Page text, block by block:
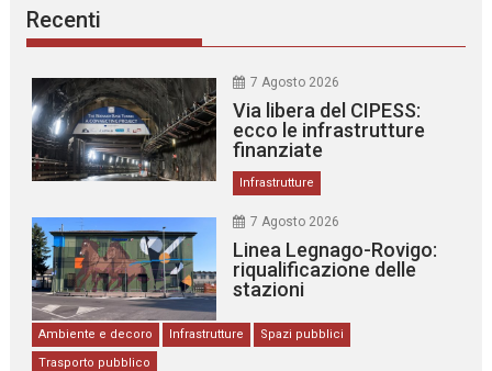
Recenti
7 Agosto 2026
Via libera del CIPESS:
ecco le infrastrutture
finanziate
Infrastrutture
7 Agosto 2026
Linea Legnago-Rovigo:
riqualificazione delle
stazioni
Ambiente e decoro Infrastrutture
Spazi pubblici
Trasporto pubblico